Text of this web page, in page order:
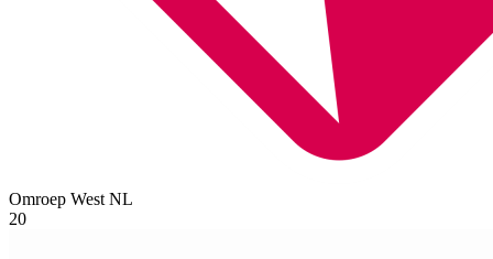
Omroep West NL
20